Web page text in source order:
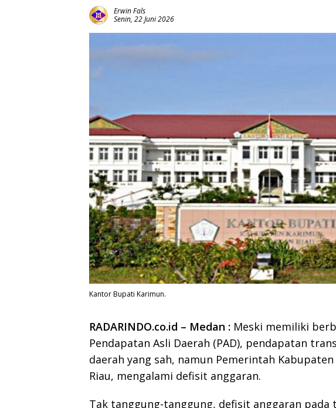
Erwin Fals
Senin, 22 Juni 2026
Kantor Bupati Karimun.
RADARINDO.co.id – Medan : Meski memiliki
Pendapatan Asli Daerah (PAD), pendapatan
daerah yang sah, namun Pemerintah
Riau, mengalami defisit anggaran.
Tak tanggung-tanggung, defisit anggaran pada